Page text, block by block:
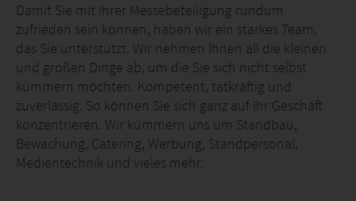
Damit Sie mit Ihrer Messebeteiligung rundum
zufrieden sein können, haben wir ein starkes Team,
das Sie unterstützt. Wir nehmen Ihnen all die kleinen
und großen Dinge ab, um die Sie sich nicht selbst
kümmern möchten. Kompetent, tatkräftig und
zuverlässig. So können Sie sich ganz auf Ihr Geschäft
konzentrieren. Wir kümmern uns um Standbau,
Bewachung, Catering, Werbung, Standpersonal,
Medientechnik und vieles mehr.